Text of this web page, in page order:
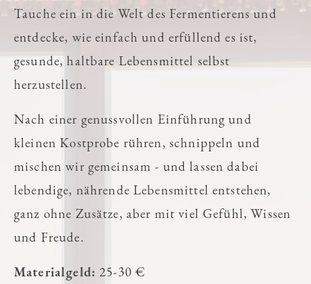
Tauche ein in die Welt des Fermentierens und
entdecke, wie einfach und erfüllend es ist,
gesunde, haltbare Lebensmittel selbst
herzustellen.
Nach einer genussvollen Einführung und
kleinen Kostprobe rühren, schnippeln und
mischen wir gemeinsam - und lassen dabei
lebendige, nährende Lebensmittel entstehen,
ganz ohne Zusätze, aber mit viel Gefühl, Wissen
und Freude.
Materialgeld: 25-30 €